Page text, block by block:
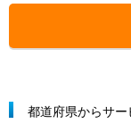
都道府県からサ